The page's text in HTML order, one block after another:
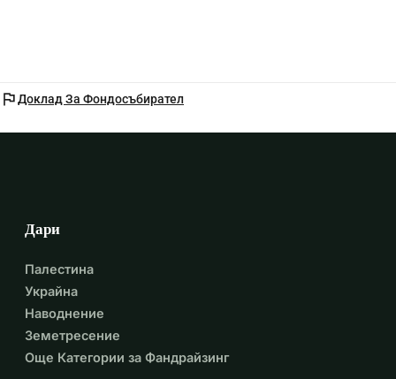
flagДоклад За Фондосъбирател
Дари
Палестина
Украйна
Наводнение
Земетресение
Още Категории за Фандрайзинг